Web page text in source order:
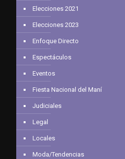
Elecciones 2021
Elecciones 2023
Enfoque Directo
Espectáculos
Eventos
Fiesta Nacional del Maní
Judiciales
Legal
Locales
Moda/Tendencias